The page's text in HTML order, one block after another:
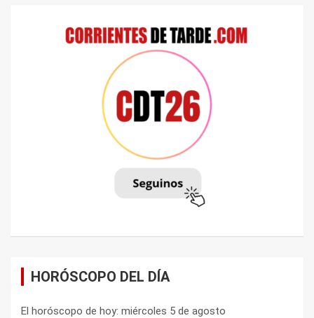
HORÓSCOPO DEL DÍA
El horóscopo de hoy: miércoles 5 de agosto